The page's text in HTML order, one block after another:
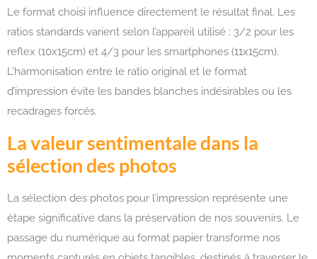
Le format choisi influence directement le résultat final. Les
ratios standards varient selon l’appareil utilisé : 3/2 pour les
reflex (10x15cm) et 4/3 pour les smartphones (11x15cm).
L’harmonisation entre le ratio original et le format
d’impression évite les bandes blanches indésirables ou les
recadrages forcés.
La valeur sentimentale dans la
sélection des photos
La sélection des photos pour l’impression représente une
étape significative dans la préservation de nos souvenirs. Le
passage du numérique au format papier transforme nos